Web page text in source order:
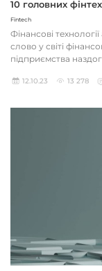
10 головних
Fintech
Фінансові
слово у світі
підприємства
12.10.23 13 278